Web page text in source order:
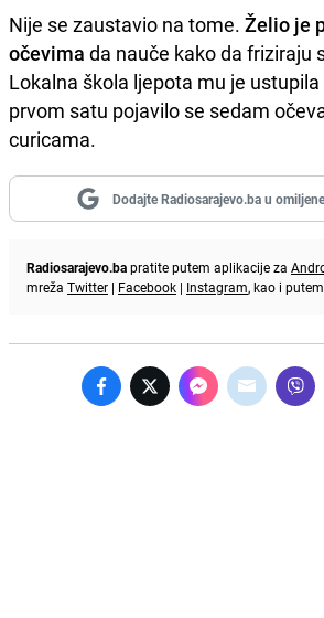
Nije se zaustavio na tome. Želio je
očevima da nauče kako da friziraju
Lokalna škola ljepota mu je ustupila
prvom satu pojavilo se sedam
curicama.
Dodajte Radiosarajevo.ba u
Radiosarajevo.bapratite putem aplikacije za
mreža Twitter | Facebook | Instagram, kao i